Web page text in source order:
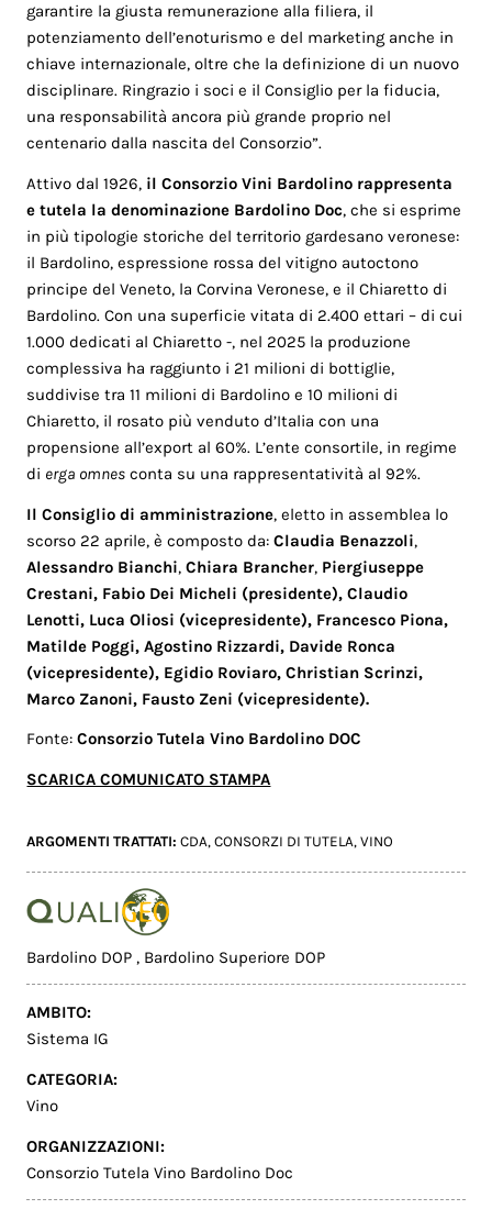
garantire la giusta remunerazione alla filiera, il
potenziamento dell’enoturismo e del marketing anche in
chiave internazionale, oltre che la definizione di un nuovo
disciplinare. Ringrazio i soci e il Consiglio per la fiducia,
una responsabilità ancora più grande proprio nel
centenario dalla nascita del Consorzio”.
Attivo dal 1926, il Consorzio Vini Bardolino rappresenta
e tutela la denominazione Bardolino Doc, che si esprime
in più tipologie storiche del territorio gardesano veronese:
il Bardolino, espressione rossa del vitigno autoctono
principe del Veneto, la Corvina Veronese, e il Chiaretto di
Bardolino. Con una superficie vitata di 2.400 ettari – di cui
1.000 dedicati al Chiaretto -, nel 2025 la produzione
complessiva ha raggiunto i 21 milioni di bottiglie,
suddivise tra 11 milioni di Bardolino e 10 milioni di
Chiaretto, il rosato più venduto d’Italia con una
propensione all’export al 60%. L’ente consortile, in regime
di erga omnes conta su una rappresentatività al 92%.
Il Consiglio di amministrazione, eletto in assemblea lo
scorso 22 aprile, è composto da:Claudia Benazzoli,
Alessandro Bianchi,Chiara Brancher, Piergiuseppe
Crestani, Fabio Dei Micheli (presidente), Claudio
Lenotti, Luca Oliosi (vicepresidente), Francesco Piona,
Matilde Poggi, Agostino Rizzardi, Davide Ronca
(vicepresidente), Egidio Roviaro, Christian Scrinzi,
Marco Zanoni, Fausto Zeni (vicepresidente).
Fonte:Consorzio Tutela Vino Bardolino DOC
SCARICA COMUNICATO STAMPA
ARGOMENTI TRATTATI:CDA,CONSORZI DI TUTELA,VINO
Bardolino DOP , Bardolino Superiore DOP
AMBITO:
Sistema IG
CATEGORIA:
Vino
ORGANIZZAZIONI:
Consorzio Tutela Vino Bardolino Doc